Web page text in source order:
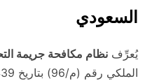
السعودي
يُعرِّف نظام مكافحة جريمة
الملكي رقم (م/96) بتاريخ 16/09/1439هـ – التحرش بأنه: